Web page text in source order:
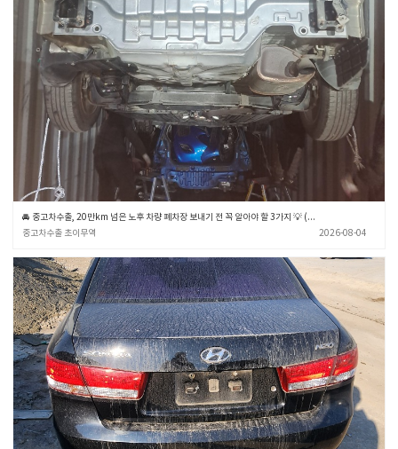
🚘 중고차수출, 20만km 넘은 노후 차량 폐차장 보내기 전 꼭 알아야 할 3가지 💡 (중고차수출 초이무역)
중고차수출 초이무역
2026-08-04